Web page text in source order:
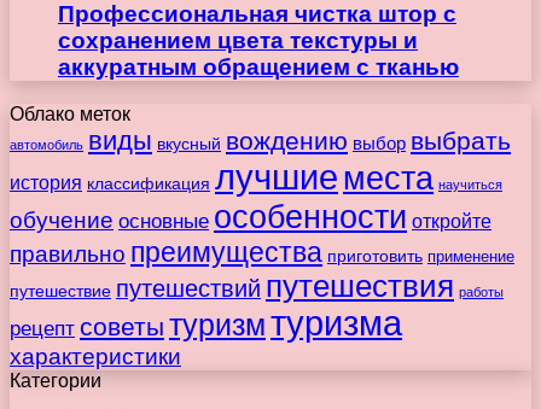
Профессиональная чистка штор с
сохранением цвета текстуры и
аккуратным обращением с тканью
Облако меток
автомобиль виды вкусный вождению выбор выбрать
история классификация лучшиеместа научиться
обучение основные особенности откройте
правильно преимущества приготовить применение
путешествие путешествий путешествия работы
рецепт советы туризмтуризма
характеристики
Категории